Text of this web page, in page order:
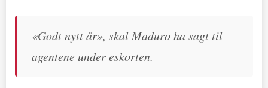
«Godt nytt år», skal Maduro ha sagt til
agentene under eskorten.